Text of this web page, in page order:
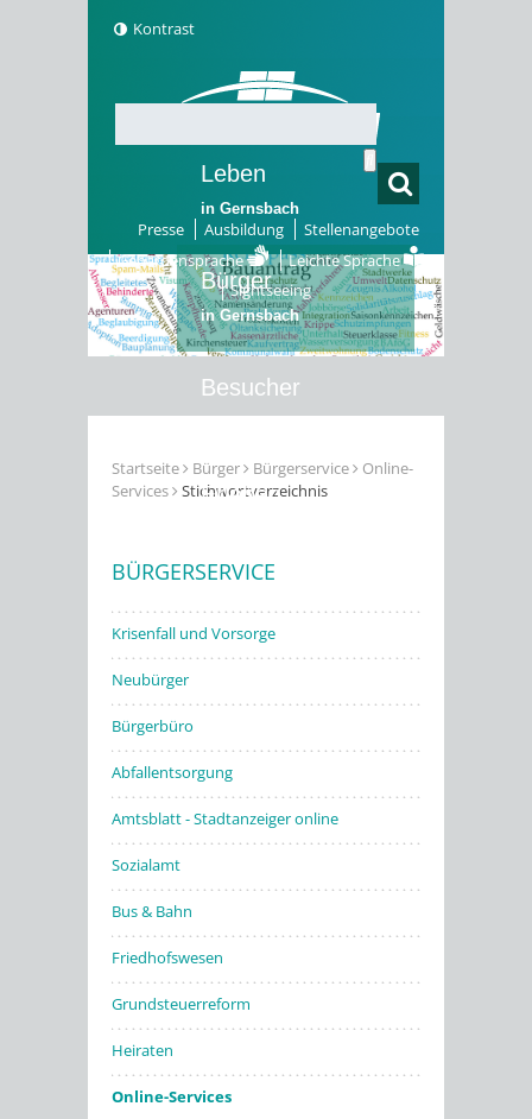
Kontrast
Presse Ausbildung
Stellenangebote
Gebärdensprache
Leichte Sprache
Sightseeing
Leben
in Gernsbach
Bürger
in Gernsbach
Besucher
Erleben
Startseite Bürger Bürgerservice
Online-
Services
Stichwortverzeichnis
BÜRGERSERVICE
Krisenfall und Vorsorge
Neubürger
Bürgerbüro
Abfallentsorgung
Amtsblatt - Stadtanzeiger online
Sozialamt
Bus & Bahn
Friedhofswesen
Grundsteuerreform
Heiraten
Online-Services